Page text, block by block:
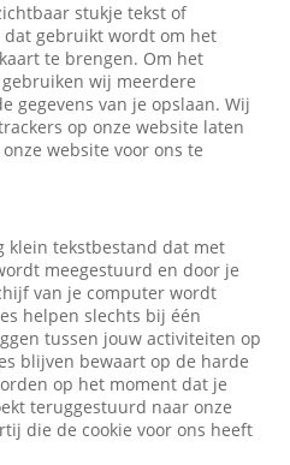
stukje tekst of
gebruikt wordt om het
te brengen. Om het
wij meerdere
gegevens van je opslaan. Wij
op onze website laten
website voor ons te
klein tekstbestand dat met
meegestuurd en door je
van je computer wordt
helpen slechts bij één
tussen jouw activiteiten op
blijven bewaart op de harde
op het moment dat je
teruggestuurd naar onze
die de cookie voor ons heeft